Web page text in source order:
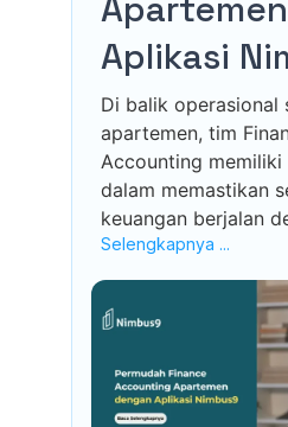
Aplikasi
Di balik operasional
apartemen, tim
Accounting memiliki
dalam memastikan
keuangan berjalan
Selengkapnya ...